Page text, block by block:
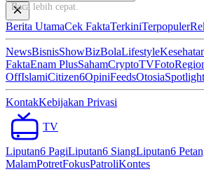
Baca lebih cepat...
Berita UtamaCek FaktaTerkiniTerpopuler
NewsBisnisShowBizBolaLifestyle
FaktaEnam PlusSahamCryptoTVFoto
OffIslamiCitizen6OpiniFeedsOtosiaSpotlight
KontakKebijakan Privasi
TV
Liputan6 PagiLiputan6 SiangLiputan6
MalamPotretFokusPatroliKontes